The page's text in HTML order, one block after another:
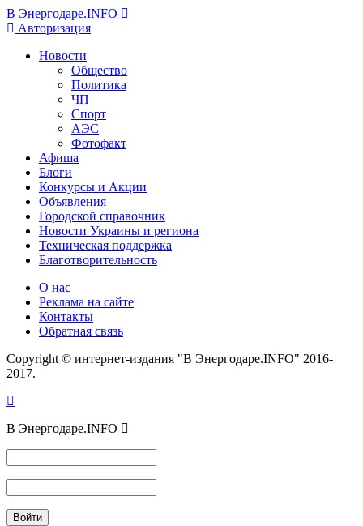
В Энергодаре.INFO
Авторизация
Новости
Общество
Политика
ЧП
Спорт
АЭС
Фотофакт
Афиша
Блоги
Конкурсы и Акции
Объявления
Городской справочник
Новости Украины и региона
Техническая поддержка
Благотворительность
О нас
Реклама на сайте
Контакты
Обратная связь
Copyright © интернет-издания "В Энергодаре.INFO" 2016-
2017.
В Энергодаре.INFO